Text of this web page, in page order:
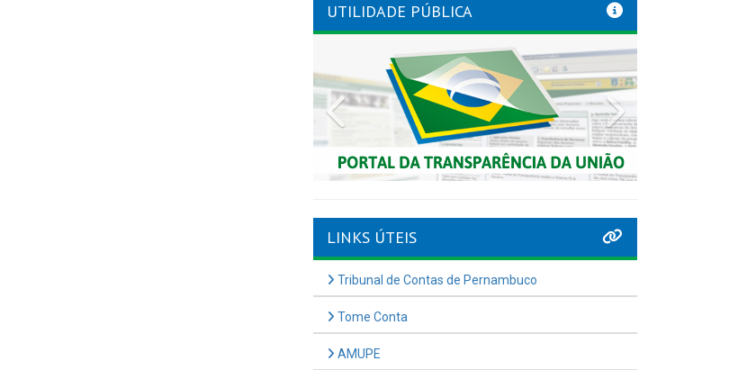
UTILIDADE PÚBLICA
Previous
LINKS ÚTEIS
Tribunal de Contas de Pernambuco
Tome Conta
AMUPE